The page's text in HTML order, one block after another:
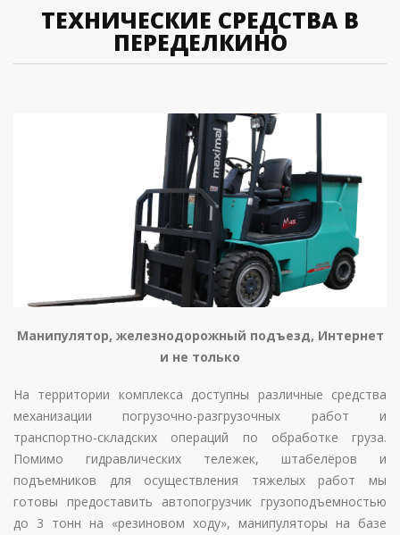
ТЕХНИЧЕСКИЕ СРЕДСТВА В
ПЕРЕДЕЛКИНО
Манипулятор, железнодорожный подъезд, Интернет
и не только
На территории комплекса доступны различные средства
механизации погрузочно-разгрузочных работ и
транспортно-складских операций по обработке груза.
Помимо гидравлических тележек, штабелёров и
подъемников для осуществления тяжелых работ мы
готовы предоставить автопогрузчик грузоподъемностью
до 3 тонн на «резиновом ходу», манипуляторы на базе